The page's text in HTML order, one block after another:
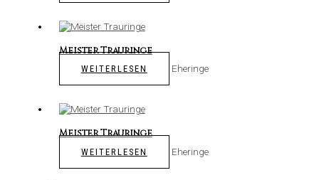
Meister Trauringe
WEITERLESEN Eheringe
Meister Trauringe
WEITERLESEN Eheringe